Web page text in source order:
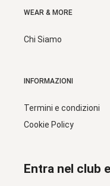
WEAR & MORE
Chi Siamo
INFORMAZIONI
Termini e condizioni
Cookie Policy
Entra nel club